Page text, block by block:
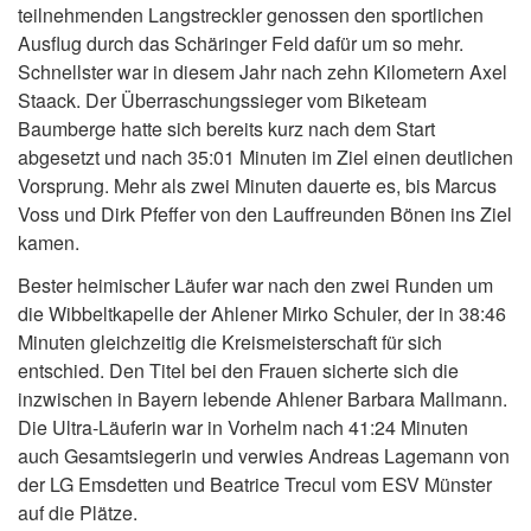
teilnehmenden Langstreckler genossen den sportlichen
Ausflug durch das Schäringer Feld dafür um so mehr.
Schnellster war in diesem Jahr nach zehn Kilometern Axel
Staack. Der Überraschungssieger vom Biketeam
Baumberge hatte sich bereits kurz nach dem Start
abgesetzt und nach 35:01 Minuten im Ziel einen deutlichen
Vorsprung. Mehr als zwei Minuten dauerte es, bis Marcus
Voss und Dirk Pfeffer von den Lauffreunden Bönen ins Ziel
kamen.
Bester heimischer Läufer war nach den zwei Runden um
die Wibbeltkapelle der Ahlener Mirko Schuler, der in 38:46
Minuten gleichzeitig die Kreismeisterschaft für sich
entschied. Den Titel bei den Frauen sicherte sich die
inzwischen in Bayern lebende Ahlener Barbara Mallmann.
Die Ultra-Läuferin war in Vorhelm nach 41:24 Minuten
auch Gesamtsiegerin und verwies Andreas Lagemann von
der LG Emsdetten und Beatrice Trecul vom ESV Münster
auf die Plätze.